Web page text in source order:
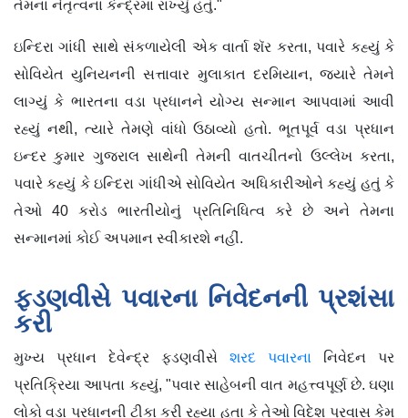
તેમના નેતૃત્વના કેન્દ્રમાં રાખ્યું હતું."
ઇન્દિરા ગાંધી સાથે સંકળાયેલી એક વાર્તા શૅર કરતા, પવારે કહ્યું કે
સોવિયેત યુનિયનની સત્તાવાર મુલાકાત દરમિયાન, જ્યારે તેમને
લાગ્યું કે ભારતના વડા પ્રધાનને યોગ્ય સન્માન આપવામાં આવી
રહ્યું નથી, ત્યારે તેમણે વાંધો ઉઠાવ્યો હતો. ભૂતપૂર્વ વડા પ્રધાન
ઇન્દર કુમાર ગુજરાલ સાથેની તેમની વાતચીતનો ઉલ્લેખ કરતા,
પવારે કહ્યું કે ઇન્દિરા ગાંધીએ સોવિયેત અધિકારીઓને કહ્યું હતું કે
તેઓ 40 કરોડ ભારતીયોનું પ્રતિનિધિત્વ કરે છે અને તેમના
સન્માનમાં કોઈ અપમાન સ્વીકારશે નહીં.
ફડણવીસે પવારના નિવેદનની પ્રશંસા
કરી
મુખ્ય પ્રધાન દેવેન્દ્ર ફડણવીસે શરદ પવારના નિવેદન પર
પ્રતિક્રિયા આપતા કહ્યું, "પવાર સાહેબની વાત મહત્ત્વપૂર્ણ છે. ઘણા
લોકો વડા પ્રધાનની ટીકા કરી રહ્યા હતા કે તેઓ વિદેશ પ્રવાસ કેમ